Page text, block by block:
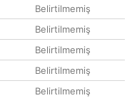
Belirtilmemiş
Belirtilmemiş
Belirtilmemiş
Belirtilmemiş
Belirtilmemiş